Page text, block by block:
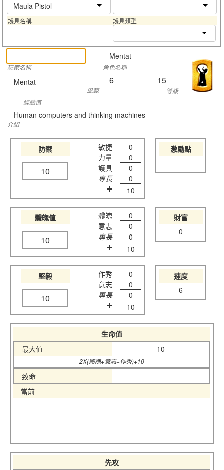
Maula Pistol
護具名稱 護具類型
Mentat
玩家名稱 角色名稱
Mentat 6 15
風範
等級
經驗值
Human computers and thinking machines
介紹
防禦
10
敏捷
0
力量
0
護具
0
專長
0
10
激勵點
體魄值
10
體魄
0
意志
0
專長
0
10
財富
0
堅毅
10
作秀
0
意志
0
專長
0
10
速度
6
生命值
最大值
10
2X(體魄+意志+作秀)+10
致命
當前
先攻